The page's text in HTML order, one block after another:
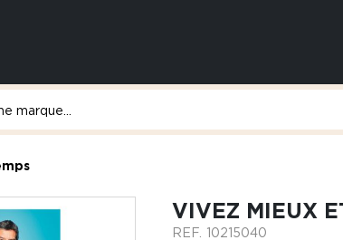
VIVEZ MIEUX
REF. 10215040